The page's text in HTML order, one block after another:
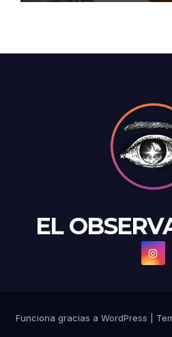
EL
Funciona gracias a WordPress